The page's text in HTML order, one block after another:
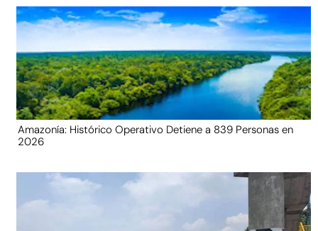
Amazonía: Histórico Operativo Detiene a 839 Personas en
2026